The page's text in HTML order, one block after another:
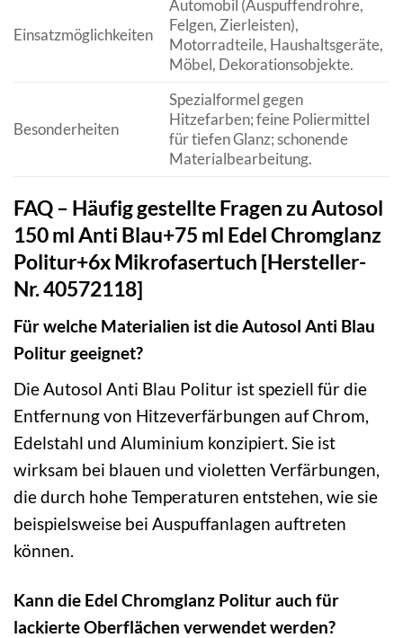
Einsatzmöglichkeiten
Automobil (Auspuffendrohre,
Felgen, Zierleisten),
Motorradteile, Haushaltsgeräte,
Möbel, Dekorationsobjekte.
Besonderheiten
Spezialformel gegen
Hitzefarben; feine Poliermittel
für tiefen Glanz; schonende
Materialbearbeitung.
FAQ – Häufig gestellte Fragen zu Autosol
150 ml Anti Blau+75 ml Edel Chromglanz
Politur+6x Mikrofasertuch [Hersteller-
Nr. 40572118]
Für welche Materialien ist die Autosol Anti Blau
Politur geeignet?
Die Autosol Anti Blau Politur ist speziell für die
Entfernung von Hitzeverfärbungen auf Chrom,
Edelstahl und Aluminium konzipiert. Sie ist
wirksam bei blauen und violetten Verfärbungen,
die durch hohe Temperaturen entstehen, wie sie
beispielsweise bei Auspuffanlagen auftreten
können.
Kann die Edel Chromglanz Politur auch für
lackierte Oberflächen verwendet werden?